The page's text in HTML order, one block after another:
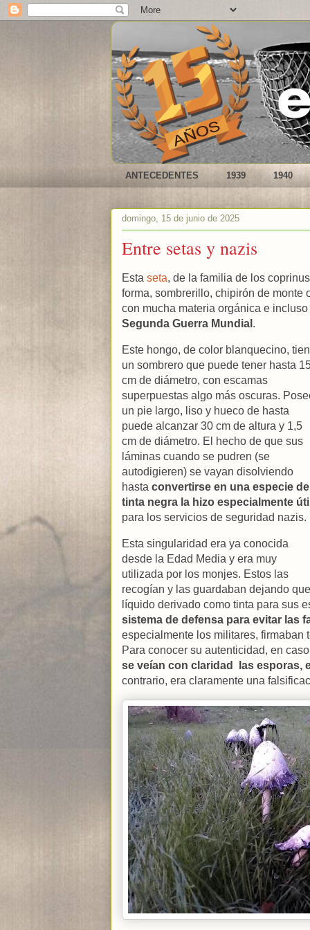
ANTECEDENTES 1939 1940
domingo, 15 de junio de 2025
Entre setas y nazis
Esta seta, de la familia de los
forma, sombrerillo, chipirón de monte
con mucha materia orgánica e
Segunda Guerra Mundial .
Este hongo, de color blanquecino,
un sombrero que puede tener hasta
cm de diámetro, con escamas
superpuestas algo más oscuras.
un pie largo, liso y hueco de hasta
puede alcanzar 30 cm de altura y 1,5
cm de diámetro. El hecho de que sus
láminas cuando se pudren (se
autodigieren) se vayan disolviendo
hasta convertirse en una especie de
tinta negra la hizo especialmente útil
para los servicios de seguridad nazis.
Esta singularidad era ya conocida
desde la Edad Media y era muy
utilizada por los monjes. Estos las
recogían y las guardaban dejando
líquido derivado como tinta para sus
sistema de defensa para evitar las
especialmente los militares, firmaban
Para conocer su autenticidad, en
se veían con claridad las esporas,
contrario, era claramente una